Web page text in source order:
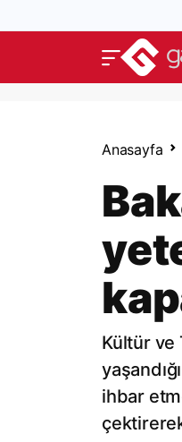
Anasayfa
Kültür ve
ihbar